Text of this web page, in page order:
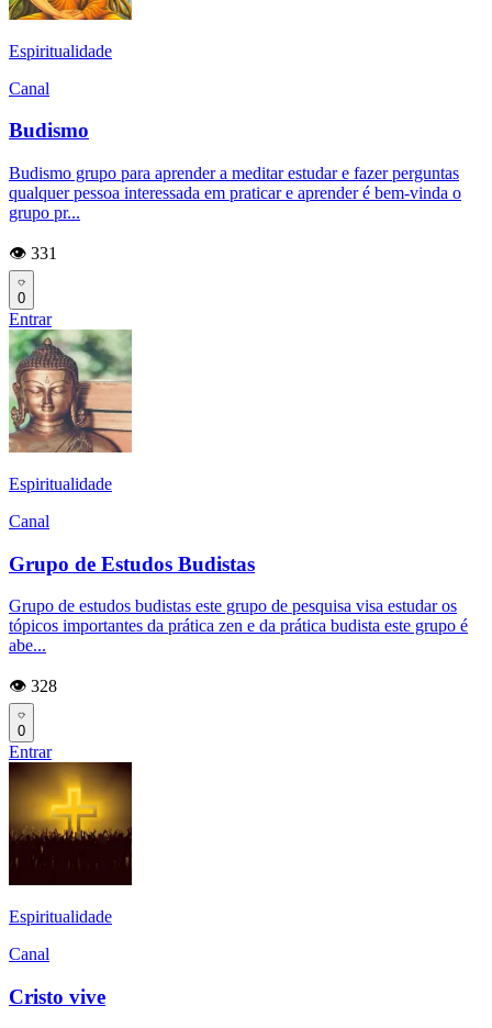
Espiritualidade
Canal
Budismo
Budismo grupo para aprender a meditar estudar e fazer perguntas
qualquer pessoa interessada em praticar e aprender é bem-vinda o
grupo pr...
👁️ 331
0
Entrar
Espiritualidade
Canal
Grupo de Estudos Budistas
Grupo de estudos budistas este grupo de pesquisa visa estudar os
tópicos importantes da prática zen e da prática budista este grupo é
abe...
👁️ 328
0
Entrar
Espiritualidade
Canal
Cristo vive